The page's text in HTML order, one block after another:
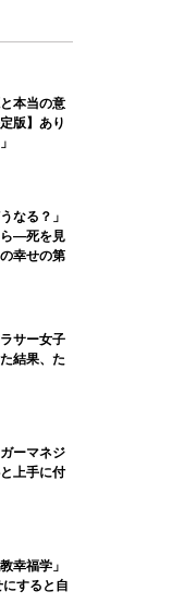
本当の意
版】あり
なる？」
ら―死を見
幸せの第
サー女子
結果、た
ーマネジ
上手に付
幸福学」
すると自